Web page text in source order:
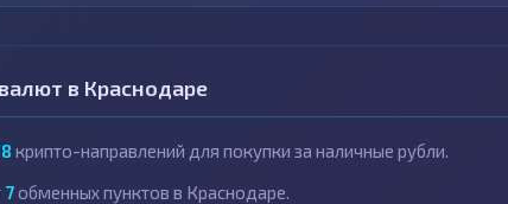
в Краснодаре
крипто-направлений для покупки за наличные рубли.
7 обменных пунктов в Краснодаре.